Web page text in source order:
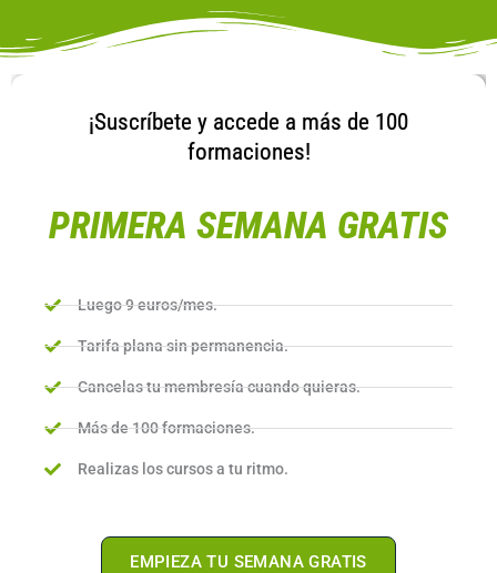
¡Suscríbete y accede a más de 100
formaciones!
PRIMERA SEMANA GRATIS
Luego 9 euros/mes.
Tarifa plana sin permanencia.
Cancelas tu membresía cuando quieras.
Más de 100 formaciones.
Realizas los cursos a tu ritmo.
EMPIEZA TU SEMANA GRATIS